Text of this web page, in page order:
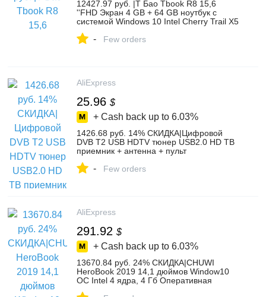
12427.97 руб. |T Бао Tbook R8 15,6
''FHD Экран 4 GB + 64 GB ноутбук с
системой Windows 10 Intel Cherry Trail X5
Динамик-in Ноутбуки from Компьютер и
- Few orders
AliExpress
25.96 $
+ Cash back up to 6.03%
1426.68 руб. 14% СКИДКА|Цифровой
DVB T2 USB HDTV тюнер USB2.0 HD ТВ
приемник + антенна + пульт
для DVB T2, DVB T, DVB C, VHF /UHF
- Few orders
AliExpress
291.92 $
+ Cash back up to 6.03%
13670.84 руб. 24% СКИДКА|CHUWI
HeroBook 2019 14,1 дюймов Window10
ОС Intel 4 ядра, 4 Гб Оперативная